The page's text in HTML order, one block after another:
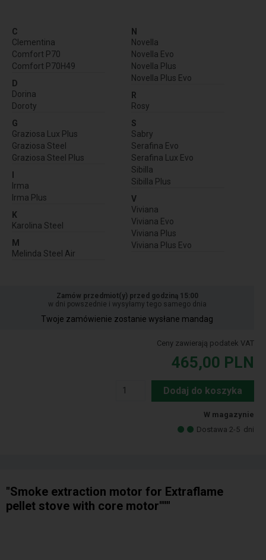
C
Clementina
Comfort P70
Comfort P70H49
D
Dorina
Doroty
G
Graziosa Lux Plus
Graziosa Steel
Graziosa Steel Plus
I
Irma
Irma Plus
K
Karolina Steel
M
Melinda Steel Air
N
Novella
Novella Evo
Novella Plus
Novella Plus Evo
R
Rosy
S
Sabry
Serafina Evo
Serafina Lux Evo
Sibilla
Sibilla Plus
V
Viviana
Viviana Evo
Viviana Plus
Viviana Plus Evo
Zamów przedmiot(y) przed godziną 15:00
w dni powszednie i wysyłamy tego samego dnia
Twoje zamówienie zostanie wysłane mandag
Ceny zawierają podatek VAT
465,00 PLN
Dodaj do koszyka
W magazynie
Dostawa 2-5 dni
"Smoke extraction motor for Extraflame
pellet stove with core motor"""